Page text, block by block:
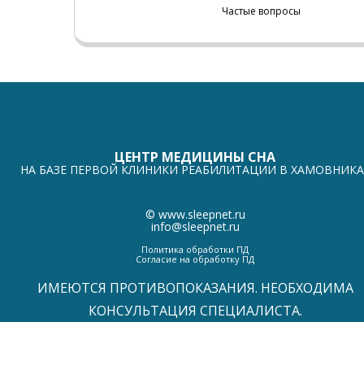
Частые вопросы
ЦЕНТР МЕДИЦИНЫ СНА
НА БАЗЕ ПЕРВОЙ КЛИНИКИ РЕАБИЛИТАЦИИ В
© www.sleepnet.ru
info@sleepnet.ru
Политика обработки ПД
Согласие на обработку ПД
ИМЕЮТСЯ ПРОТИВОПОКАЗАНИЯ. НЕОБХОДИМА
КОНСУЛЬТАЦИЯ СПЕЦИАЛИСТА.